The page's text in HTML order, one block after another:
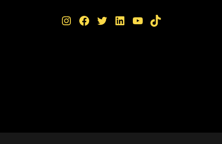
Instagram Facebook Twitter LinkedIn YouTube TikTok